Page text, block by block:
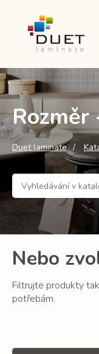
Duet laminate
Nebo
Filtrujte produkty
potřebám.